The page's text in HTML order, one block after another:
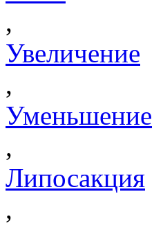
,
Увеличение
,
Уменьшение
,
Липосакция
,